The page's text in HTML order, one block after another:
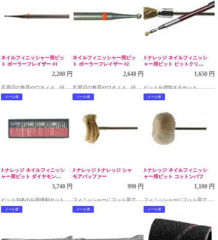
ネイルフィニッシャー用ビッ
ト ボーラーフレイザー #1
2,200 円
爪周辺の角質やウオノメ、頑固
な爪のお手入に！
ネイルフィニッシャー用ビッ
ト ボーラーフレイザー #2
2,640 円
爪周辺の角質やウオノメ、頑固
な爪のお手入に！
J-ナレッジ ネイルフィニッシ
ャー用ビット ビットクリー
1,650 円
ビットを掃除するセット
メール便
J-ナレッジ ネイルフィニッシ
ャー用ビット ダイヤモンド
3,740 円
ビット30本のお得便利セット
メール便
J-ナレッジ J-ナレッジ シャ
モアバッファー
990 円
フィニッシャーにフット用アタ
ッチメントを装着すれば、簡単
足を手に入れましょう。
メール便
J-ナレッジ ネイルフィニッシ
ャー用ビット コットンバフ
1,100 円
フィニッシャーにフット用アタ
ッチメントを装着すれば、簡単
が出来ます。ガサガサ気になる
角質も、爪の凹凸も！自慢の素
足を手に入れましょう。
メール便 メール便 メール便